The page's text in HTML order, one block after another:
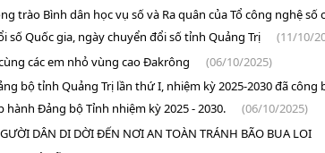
trào Bình dân học vụ số và Ra quân của Tổ công nghệ
số Quốc gia, ngày chuyển đổi số tỉnh Quảng Trị
(11/10/
các em nhỏ vùng cao Đakrông
(06/10/2025)
bộ tỉnh Quảng Trị lần thứ I, nhiệm kỳ 2025-2030 đã công
hành Đảng bộ Tỉnh nhiệm kỳ 2025 - 2030.
(06/10/2025)
DÂN DI DỜI ĐẾN NƠI AN TOÀN TRÁNH BÃO BUA LOI